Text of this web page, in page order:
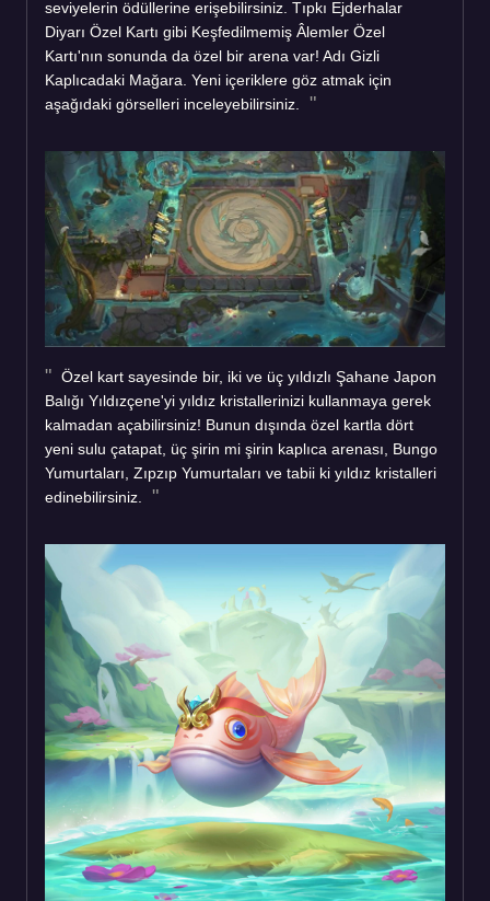
seviyelerin ödüllerine erişebilirsiniz. Tıpkı Ejderhalar
Diyarı Özel Kartı gibi Keşfedilmemiş Âlemler Özel
Kartı'nın sonunda da özel bir arena var! Adı Gizli
Kaplıcadaki Mağara. Yeni içeriklere göz atmak için
aşağıdaki görselleri inceleyebilirsiniz.
Özel kart sayesinde bir, iki ve üç yıldızlı Şahane Japon
Balığı Yıldızçene'yi yıldız kristallerinizi kullanmaya gerek
kalmadan açabilirsiniz! Bunun dışında özel kartla dört
yeni sulu çatapat, üç şirin mi şirin kaplıca arenası, Bungo
Yumurtaları, Zıpzıp Yumurtaları ve tabii ki yıldız kristalleri
edinebilirsiniz.